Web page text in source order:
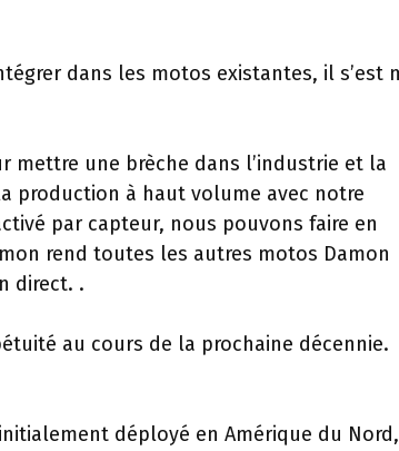
dans les motos existantes, il s’est
mettre une brèche dans l’industrie et la
production à haut volume avec notre
par capteur, nous pouvons faire en
rend toutes les autres motos Damon
direct. .
au cours de la prochaine décennie.
déployé en Amérique du Nord,